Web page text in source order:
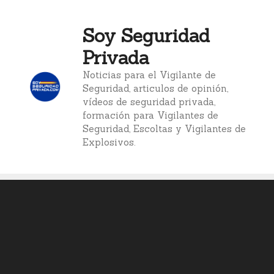
Soy Seguridad
Privada
Noticias para el Vigilante de
Seguridad, articulos de opinión,
vídeos de seguridad privada,
formación para Vigilantes de
Seguridad, Escoltas y Vigilantes de
Explosivos.